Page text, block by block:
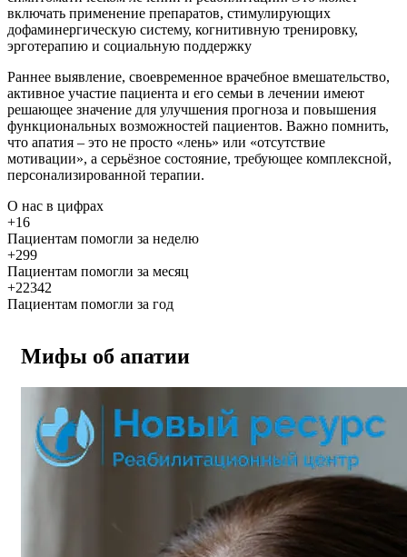
включать применение препаратов, стимулирующих
дофаминергическую систему, когнитивную тренировку,
эрготерапию и социальную поддержку
Раннее выявление, своевременное врачебное вмешательство,
активное участие пациента и его семьи в лечении имеют
решающее значение для улучшения прогноза и повышения
функциональных возможностей пациентов. Важно помнить,
что апатия – это не просто «лень» или «отсутствие
мотивации», а серьёзное состояние, требующее комплексной,
персонализированной терапии.
О нас в цифрах
+16
Пациентам помогли за неделю
+299
Пациентам помогли за месяц
+22342
Пациентам помогли за год
Мифы об апатии